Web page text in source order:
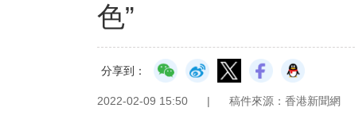
色”
分享到：
2022-02-09 15:50 | 稿件來源：香港新聞網